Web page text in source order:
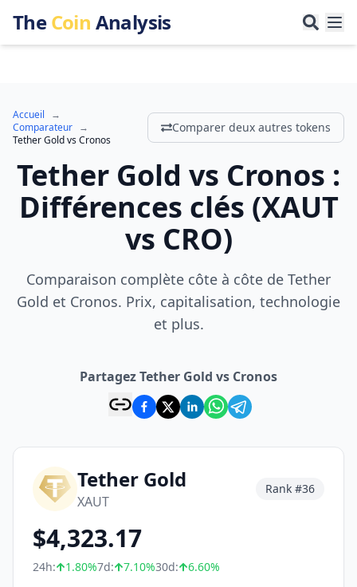
TheCoin Analysis
Accueil
→
Comparateur →
Tether GoldvsCronos
Comparer deux autres tokens
Tether Gold vs Cronos :
Différences clés (XAUT
vs CRO)
Comparaison complète côte à côte de Tether
Gold et Cronos. Prix, capitalisation, technologie
et plus.
Partagez Tether Gold vs Cronos
Tether Gold
XAUT
Rank #36
$4,323.17
24h: 1.80%7d: 7.10%30d: 6.60%